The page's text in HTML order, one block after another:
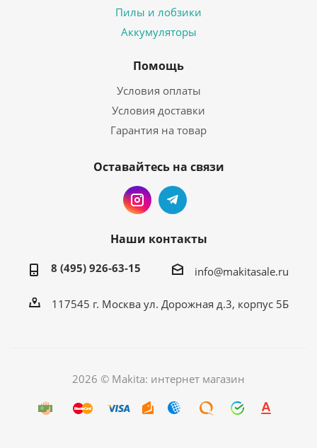
Пилы и лобзики
Аккумуляторы
Помощь
Условия оплаты
Условия доставки
Гарантия на товар
Оставайтесь на связи
Наши контакты
8 (495) 926-63-15 info@makitasale.ru
117545 г. Москва ул. Дорожная д.3, корпус 5Б
2026 © Makita: интернет магазин